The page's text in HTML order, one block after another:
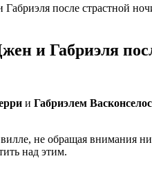
после страстной
и Габриэля
и Габриэлем
не обращая
над этим.